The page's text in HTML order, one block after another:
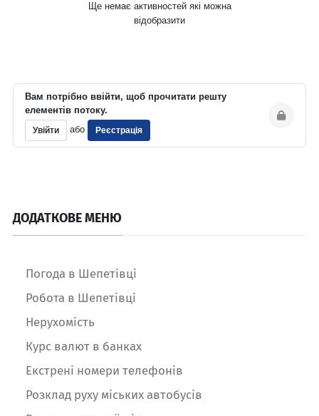
Ще немає активностей які можна
відобразити
Вам потрібно ввійти, щоб прочитати решту
елементів потоку.
Увійти або Реєстрація
ДОДАТКОВЕ МЕНЮ
Погода в Шепетівці
Робота в Шепетівці
Нерухомість
Курс валют в банках
Екстрені номери телефонів
Розклад руху міських автобусів